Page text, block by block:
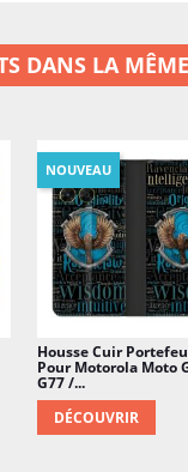
DANS LA
Housse Cuir
Pour Motorola Moto
G77 /...
DÉCOUVRIR
NOUVEAU